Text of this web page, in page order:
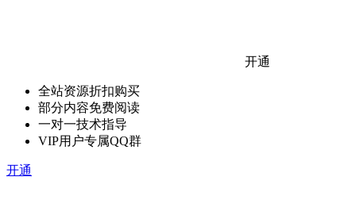
开通
全站资源折扣购买
部分内容免费阅读
一对一技术指导
VIP用户专属QQ群
开通